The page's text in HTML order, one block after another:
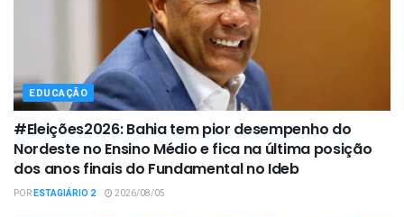
EDUCAÇÃO
#Eleições2026: Bahia tem pior desempenho do
Nordeste no Ensino Médio e fica na última posição
dos anos finais do Fundamental no Ideb
PORESTAGIÁRIO 2 2026/08/05